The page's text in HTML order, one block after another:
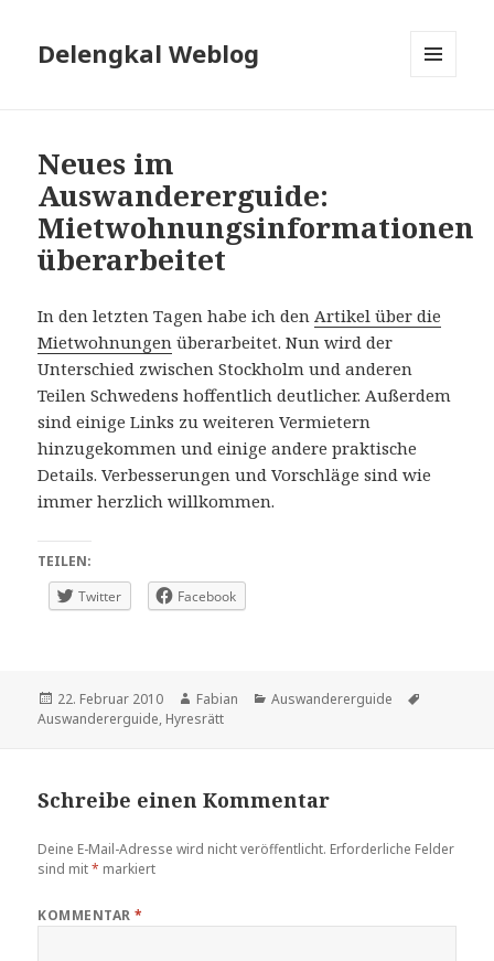
Delengkal Weblog
Neues im
Auswandererguide:
Mietwohnungsinformationen
überarbeitet
In den letzten Tagen habe ich denArtikel über die
Mietwohnungen überarbeitet. Nun wird der
Unterschied zwischen Stockholm und anderen
Teilen Schwedens hoffentlich deutlicher. Außerdem
sind einige Links zu weiteren Vermietern
hinzugekommen und einige andere praktische
Details. Verbesserungen und Vorschläge sind wie
immer herzlich willkommen.
TEILEN:
Twitter
Facebook
Veröffentlicht
am
22. Februar 2010 Autor
Fabian Kategorien
Auswandererguide
Auswandererguide, Hyresrätt
Schreibe einen Kommentar
Deine E-Mail-Adresse wird nicht veröffentlicht. Erforderliche Felder
sind mit* markiert
KOMMENTAR*